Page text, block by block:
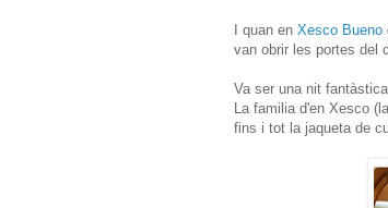
I quan en Xesco Bueno
van obrir les portes del
Va ser una nit
La familia d'en Xesco
fins i tot la jaqueta de